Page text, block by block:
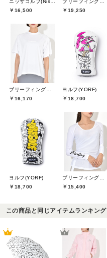
￥16,500
￥19,250
￥16,170
ヨルフ(YORF)
￥18,700
ヨルフ(YORF)
￥18,700
￥15,400
この商品と同じアイテムランキング